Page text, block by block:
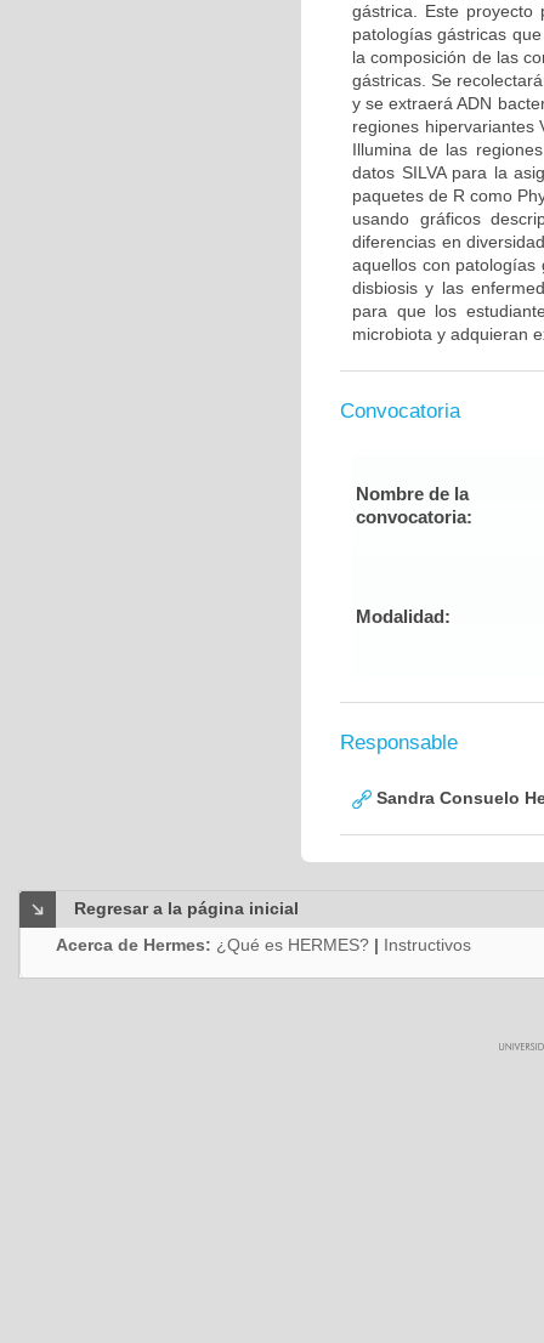
gástrica. Este proyecto
patologías gástricas
la composición de las
gástricas. Se
y se extraerá ADN
regiones hipervariantes
Illumina de las
datos SILVA para la
paquetes de R como
usando gráficos
diferencias en
aquellos con patologías
disbiosis y las
para que los
microbiota y adquieran
Convocatoria
Nombre de la
convocatoria:
Modalidad:
Responsable
Sandra Consuelo
Regresar a la página inicial
Acerca de Hermes: ¿Qué es HERMES? | Instructivos